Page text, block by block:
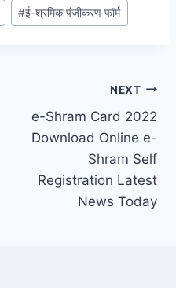
#ई-श्रमिक पंजीकरण फॉर्म
NEXT
e-Shram Card 2022
Download Online e-
Shram Self
Registration Latest
News Today